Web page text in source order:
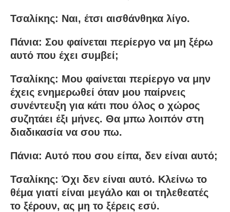
Τσαλίκης: Ναι, έτσι αισθάνθηκα λίγο.
Πάνια: Σου φαίνεται περίεργο να μη ξέρω
αυτό που έχει συμβεί;
Τσαλίκης: Μου φαίνεται περίεργο να μην
έχεις ενημερωθεί όταν μου παίρνεις
συνέντευξη για κάτι που όλος ο χώρος
συζητάει έξι μήνες. Θα μπω λοιπόν στη
διαδικασία να σου πω.
Πάνια: Αυτό που σου είπα, δεν είναι αυτό;
Τσαλίκης: Όχι δεν είναι αυτό. Κλείνω το
θέμα γιατί είναι μεγάλο και οι τηλεθεατές
το ξέρουν, ας μη το ξέρεις εσύ.